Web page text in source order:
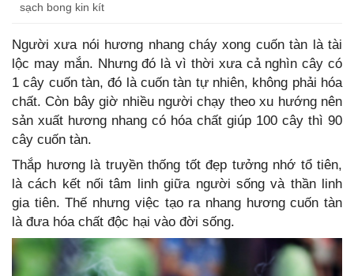
sạch bong kin kít
Người xưa nói hương nhang cháy xong cuốn tàn là tài
lộc may mắn. Nhưng đó là vì thời xưa cả nghìn cây có
1 cây cuốn tàn, đó là cuốn tàn tự nhiên, không phải hóa
chất. Còn bây giờ nhiều người chạy theo xu hướng nên
sản xuất hương nhang có hóa chất giúp 100 cây thì 90
cây cuốn tàn.
Thắp hương là truyền thống tốt đẹp tưởng nhớ tổ tiên,
là cách kết nối tâm linh giữa người sống và thần linh
gia tiên. Thế nhưng việc tạo ra nhang hương cuốn tàn
là đưa hóa chất độc hại vào đời sống.